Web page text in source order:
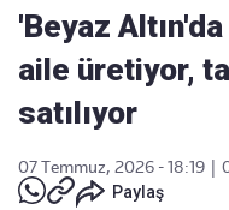
'Beyaz
aile üretiyor,
satılıyor
07 Temmuz, 2026 - 18:19
Paylaş